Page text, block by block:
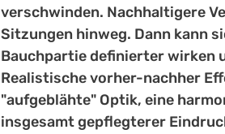
verschwinden. Nachhaltigere
Sitzungen hinweg. Dann kann
Bauchpartie definierter wirken
Realistische vorher-nachher
"aufgeblähte" Optik, eine
insgesamt gepflegterer